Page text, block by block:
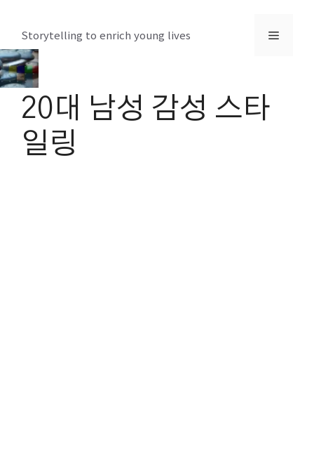
츠
로
건
Storytelling to enrich young lives 메
20대 남성 감성 스타
일링